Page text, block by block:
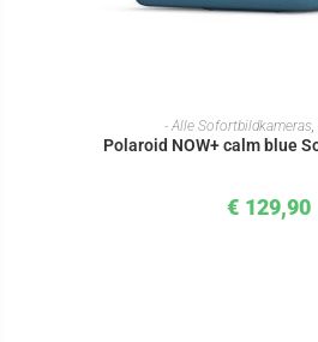
IN DEN
- Alle Sofortbildkameras
Polaroid NOW+ calm blue
€ 129,90